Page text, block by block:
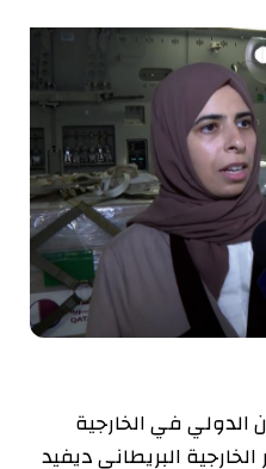
الدولي في الخارجية
البريطاني ديفيد